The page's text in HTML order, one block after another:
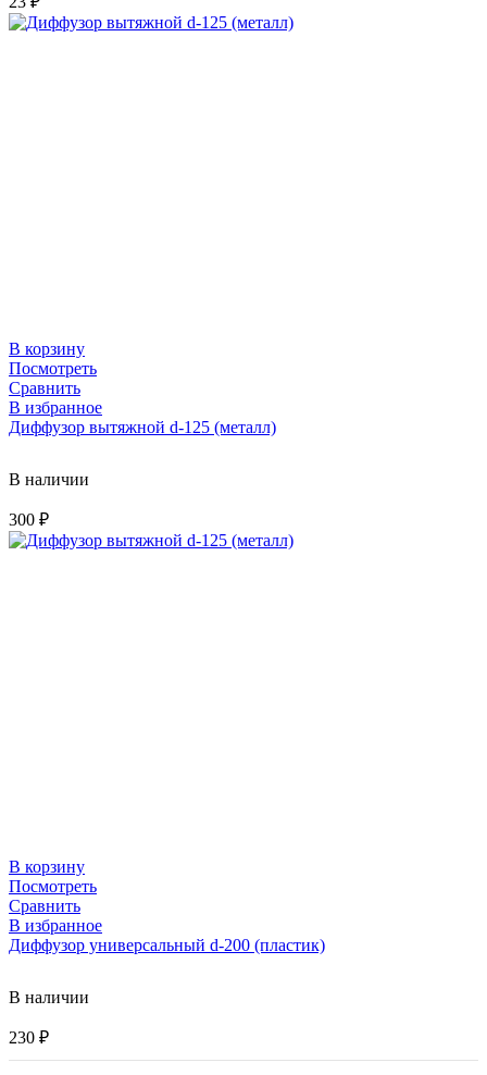
В корзину
Посмотреть
Сравнить
В избранное
Диффузор вытяжной d-125 (металл)
В наличии
300 ₽
В корзину
Посмотреть
Сравнить
В избранное
Диффузор универсальный d-200 (пластик)
В наличии
230 ₽